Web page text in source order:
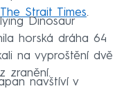
The Strait Times.
Dinosaur
horská dráha 64
na vyproštění dvě
zranění.
navštíví v